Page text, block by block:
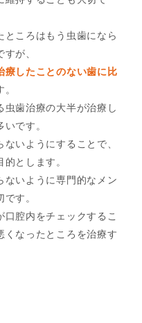
ところはもう虫歯になら
が、
療したことのない歯に比
。
虫歯治療の大半が治療し
です。
いようにすることで、
とします。
ないように専門的なメン
す。
口腔内をチェックするこ
くなったところを治療す